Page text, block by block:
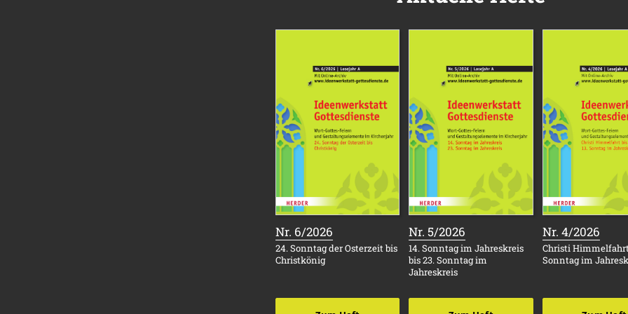
Nr. 6/2026
24. Sonntag der Osterzeit bis
Christkönig
Nr. 5/2026
14. Sonntag im Jahreskreis
bis 23. Sonntag im
Jahreskreis
Nr. 4/2026
Christi Himmelfahrt
Sonntag im